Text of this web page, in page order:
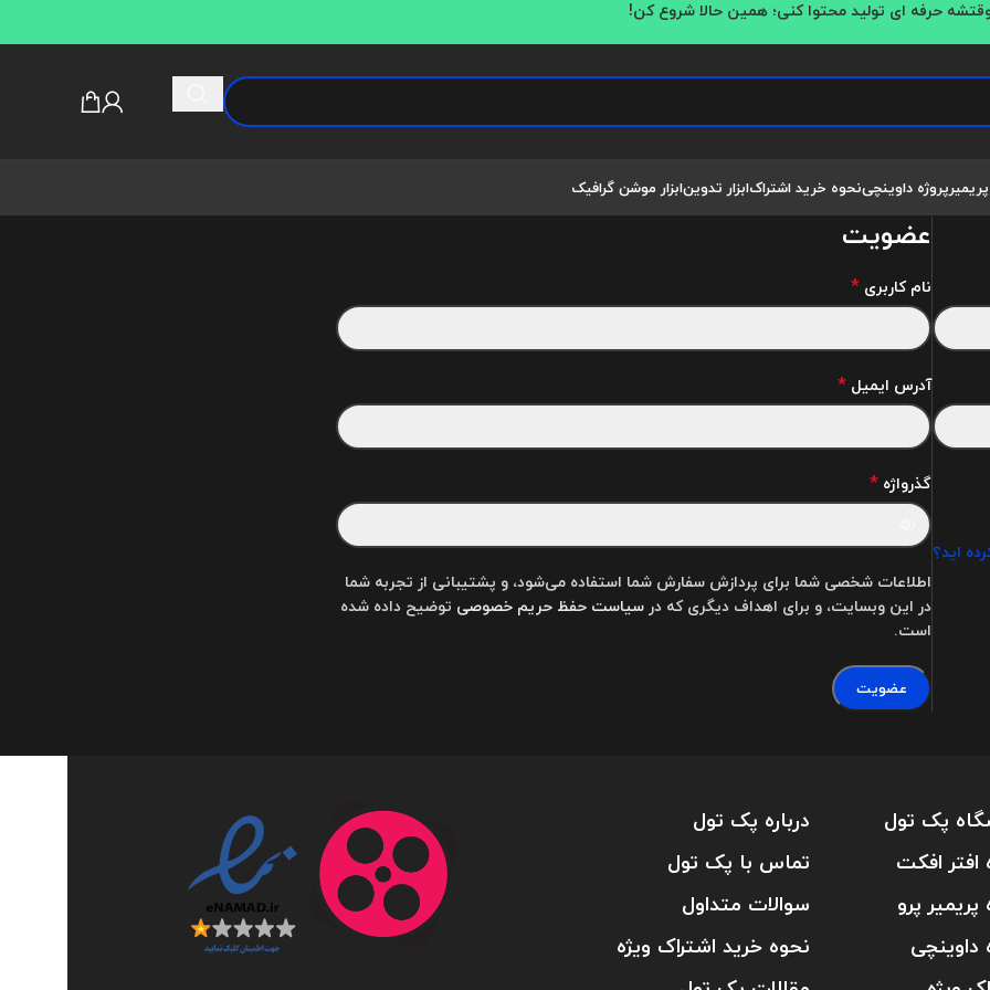
حرفه ای تولید محتوا کنی؛ همین حالا شروع کن!
پروژه داوینچینحوه خرید اشتراکابزار تدوینابزار موشن گرافیک
اید؟
عضویت
نام کاربری *
آدرس ایمیل *
گذرواژه *
اطلاعات شخصی شما برای پردازش سفارش شما استفاده می‌شود، و پشتیبانی از تجربه شما
در این وبسایت، و برای اهداف دیگری که درسیاست حفظ حریم خصوصی توضیح داده شده
است.
عضویت
پک تول
افتر افکت
پریمیر پرو
داوینچی
درباره پک تول
تماس با پک تول
سوالات متداول
نحوه خرید اشتراک ویژه